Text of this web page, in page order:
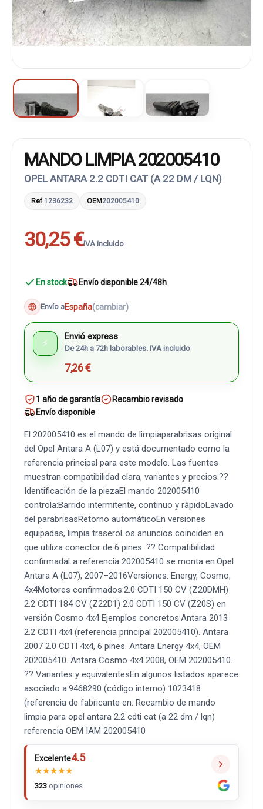
MANDO LIMPIA 202005410
OPEL ANTARA 2.2 CDTI CAT (A 22 DM / LQN)
Ref.1236232 OEM202005410
30,25 €IVA incluido
En stock Envío disponible 24/48h
Envío aEspaña(cambiar)
⚡
Envió express
De 24h a 72h laborables. IVA incluido
7,26 €
1 año de garantía
Recambio revisado
Envío disponible
El 202005410 es el mando de limpiaparabrisas original
del Opel Antara A (L07) y está documentado como la
referencia principal para este modelo. Las fuentes
muestran compatibilidad clara, variantes y precios.??
Identificación de la piezaEl mando 202005410
controla:Barrido intermitente, continuo y rápidoLavado
del parabrisasRetorno automáticoEn versiones
equipadas, limpia traseroLos anuncios coinciden en
que utiliza conector de 6 pines. ?? Compatibilidad
confirmadaLa referencia 202005410 se monta en:Opel
Antara A (L07), 2007–2016Versiones: Energy, Cosmo,
4x4Motores confirmados:2.0 CDTI 150 CV (Z20DMH)
2.2 CDTI 184 CV (Z22D1) 2.0 CDTI 150 CV (Z20S) en
versión Cosmo 4x4 Ejemplos concretos:Antara 2013
2.2 CDTI 4x4 (referencia principal 202005410). Antara
2007 2.0 CDTI 4x4, 6 pines. Antara Energy 4x4, OEM
202005410. Antara Cosmo 4x4 2008, OEM 202005410.
?? Variantes y equivalentesEn algunos listados aparece
asociado a:9468290 (código interno) 1023418
(referencia de fabricante en. Recambio de mando
limpia para opel antara 2.2 cdti cat (a 22 dm / lqn)
referencia OEM IAM 202005410
Excelente4.5
★★★★★
323 opiniones